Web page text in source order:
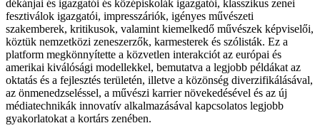
dékánjai és igazgatói és középiskolák igazgatói, klasszikus zenei
fesztiválok igazgatói, impresszáriók, igényes művészeti
szakemberek, kritikusok, valamint kiemelkedő művészek képviselői,
köztük nemzetközi zeneszerzők, karmesterek és szólisták. Ez a
platform megkönnyítette a közvetlen interakciót az európai és
amerikai kiválósági modellekkel, bemutatva a legjobb példákat az
oktatás és a fejlesztés területén, illetve a közönség diverzifikálásával,
az önmenedzseléssel, a művészi karrier növekedésével és az új
médiatechnikák innovatív alkalmazásával kapcsolatos legjobb
gyakorlatokat a kortárs zenében.